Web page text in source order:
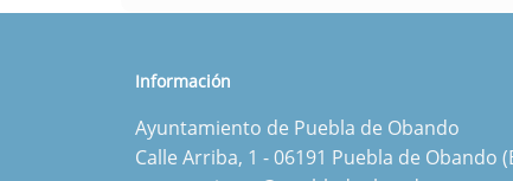
Información
Ayuntamiento de Puebla de Obando
Calle Arriba, 1 - 06191 Puebla de Obando